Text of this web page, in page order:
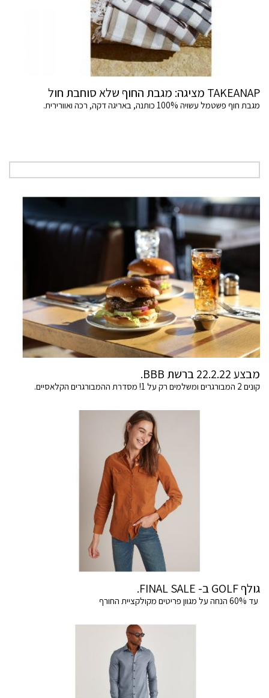
TAKEANAP מציגה: מגבת החוף שלא סוחבת חול
מגבת חוף פשטמל עשויה 100% כותנה, באריגה דקה, רכה ואוורירית.
מבצע 22.2.22 ברשת BBB.
קונים 2 המבורגרים ומשלמים רק על 1! מסדרת ההמבורגרים הקלאסיים.
גולף GOLF ב- FINAL SALE.
עד 60% הנחה על מגוון פריטים מקולקציית החורף